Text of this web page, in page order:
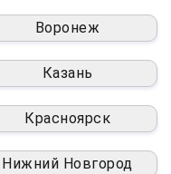
Воронеж
Казань
Красноярск
Нижний Новгород